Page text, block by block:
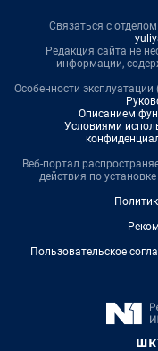
Связаться с
Редакция сайта не
информации,
Особенности
Описанием
Условиями
Веб-портал
действия по
Пользовательское